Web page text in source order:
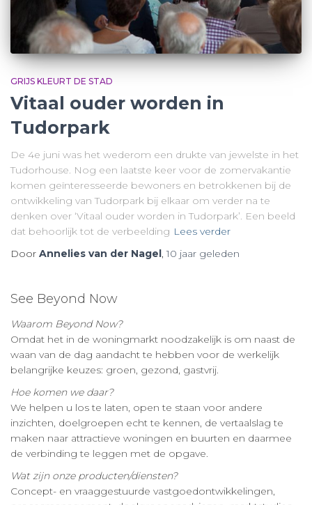
GRIJS KLEURT DE STAD
Vitaal ouder worden in
Tudorpark
De 4e juni was het wederom een drukte van jewelste in het
Tudorhouse. Nog een laatste keer voor de zomervakantie
komen geïnteresseerde bewoners en betrokkenen bij de
ontwikkeling van Tudorpark bij elkaar om verder na te
denken over ‘Vitaal ouder worden in Tudorpark’. Een beeld
dat behoorlijk tot de verbeelding Lees verder
Door Annelies van der Nagel,10 jaar geleden
See Beyond Now
Waarom Beyond Now?
Omdat het in de woningmarkt noodzakelijk is om naast de
waan van de dag aandacht te hebben voor de werkelijk
belangrijke keuzes: groen, gezond, gastvrij.
Hoe komen we daar?
We helpen u los te laten, open te staan voor andere
inzichten, doelgroepen echt te kennen, de vertaalslag te
maken naar attractieve woningen en buurten en daarmee
de verbinding te leggen met de opgave.
Wat zijn onze producten/diensten?
Concept- en vraaggestuurde vastgoedontwikkelingen,